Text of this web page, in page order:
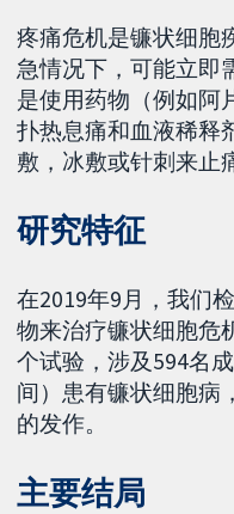
疼痛危机是镰状细胞
急情况下，可能立即
是使用药物（例如阿
扑热息痛和血液稀释
敷，冰敷或针刺来止
研究特征
在2019年9月，我们
物来治疗镰状细胞危
个试验，涉及594名
间）患有镰状细胞病
的发作。
主要结局